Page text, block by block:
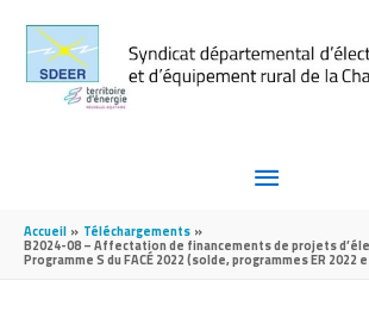
MENU
Accueil Téléchargements
B2024-08 – Affectation de financements de projets
Programme S du FACÉ 2022 (solde, programmes ER 2022